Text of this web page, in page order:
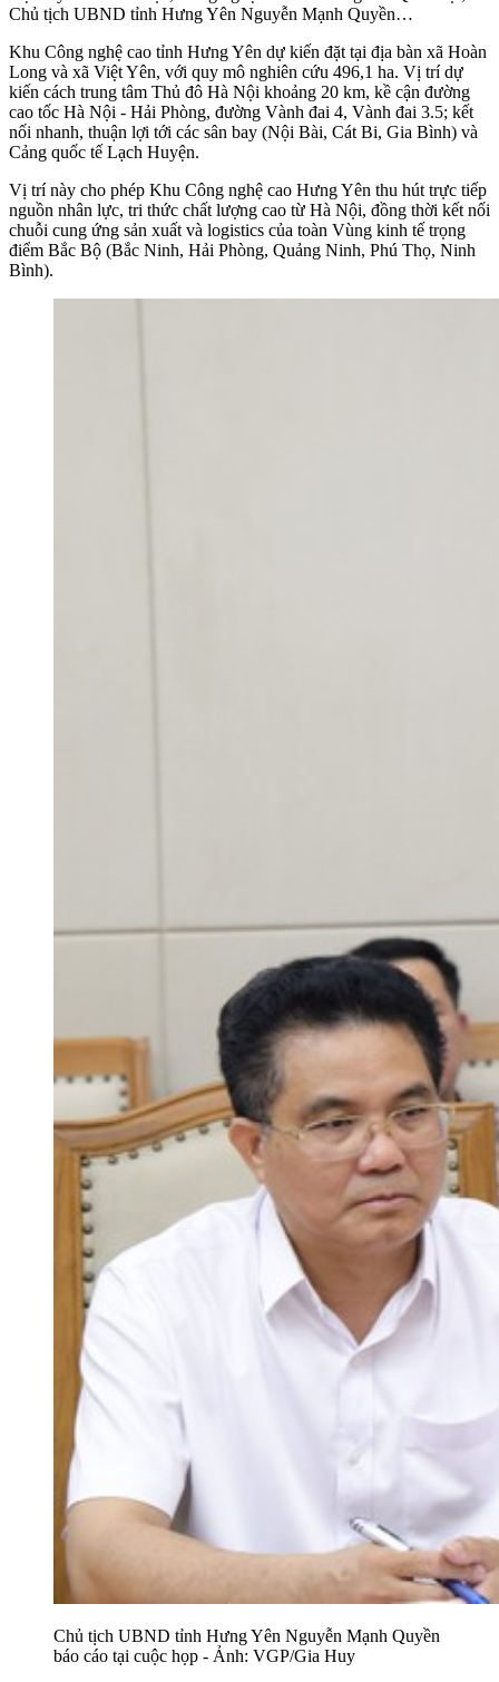
Chủ tịch UBND tỉnh Hưng Yên Nguyễn Mạnh Quyền…
Khu Công nghệ cao tỉnh Hưng Yên dự kiến đặt tại địa bàn xã Hoàn
Long và xã Việt Yên, với quy mô nghiên cứu 496,1 ha. Vị trí dự
kiến cách trung tâm Thủ đô Hà Nội khoảng 20 km, kề cận đường
cao tốc Hà Nội - Hải Phòng, đường Vành đai 4, Vành đai 3.5; kết
nối nhanh, thuận lợi tới các sân bay (Nội Bài, Cát Bi, Gia Bình) và
Cảng quốc tế Lạch Huyện.
Vị trí này cho phép Khu Công nghệ cao Hưng Yên thu hút trực tiếp
nguồn nhân lực, tri thức chất lượng cao từ Hà Nội, đồng thời kết nối
chuỗi cung ứng sản xuất và logistics của toàn Vùng kinh tế trọng
điểm Bắc Bộ (Bắc Ninh, Hải Phòng, Quảng Ninh, Phú Thọ, Ninh
Bình).
Chủ tịch UBND tỉnh Hưng Yên Nguyễn Mạnh Quyền
báo cáo tại cuộc họp - Ảnh: VGP/Gia Huy